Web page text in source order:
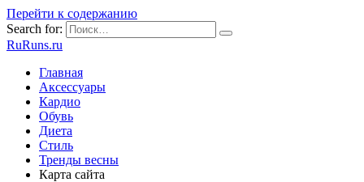
Перейти к содержанию
Search for:
RuRuns.ru
Главная
Аксессуары
Кардио
Обувь
Диета
Стиль
Тренды весны
Карта сайта